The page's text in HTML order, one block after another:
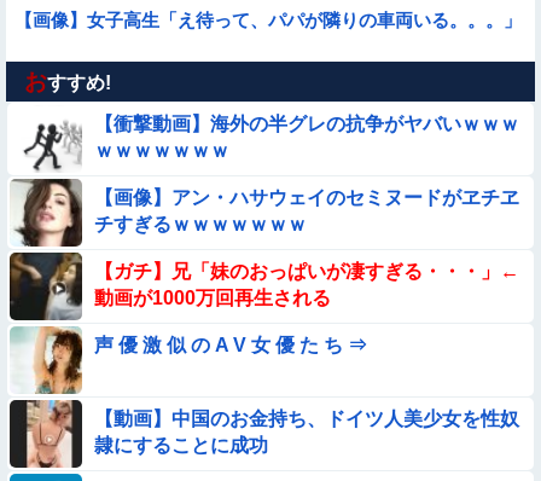
【画像】女子高生「え待って、パパが隣りの車両いる。。。」
【動画】アンドロイドみたいな女子小学生が発見される
★★同格のように語られてるけど実際は『雲泥の差』があるも
のと言えば？
【動画】野犬の群れに襲われた男性、とんでもない方法で制圧
するｗｗｗｗｗｗｗ
【動画】力士さん、ボクサーをボコってしまう
【動画】白人「日本で一番美味い食べ物はこれな、試してみ
ろ！飛ぶぞ」
【動画】こういう貧乳の陰女と付き合えますかｗｗｗｗｗｗｗ
【動画】デブの喧嘩 ガチでヤバい……
おすすめ!
【衝撃動画】海外の半グレの抗争がヤバいｗｗｗ
ｗｗｗｗｗｗｗ
【画像】アン・ハサウェイのセミヌードがヱチヱ
チすぎるｗｗｗｗｗｗｗ
【ガチ】兄「妹のおっぱいが凄すぎる・・・」←
動画が1000万回再生される
声 優 激 似 の A V 女 優 た ち ⇒
【動画】中国のお金持ち、ドイツ人美少女を性奴
隷にすることに成功